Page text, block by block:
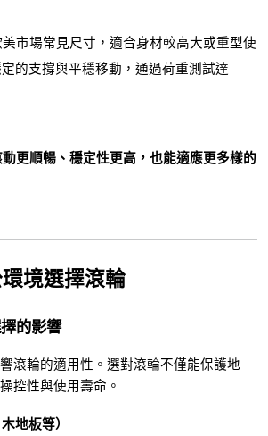
美市場常見尺寸，適合身材較高大或重型使
更順暢、穩定性更高，也能適應更多樣的
境選擇滾輪
的影響
滾輪的適用性。選對滾輪不僅能保護地
控性與使用壽命。
地板等）